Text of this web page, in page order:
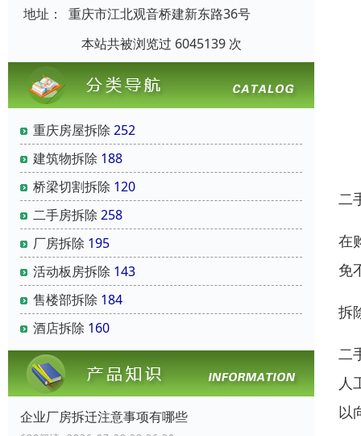
地址：
重庆市江北观音桥建新东路36号
本站共被浏览过 6045139 次
重庆房屋拆除 252
建筑物拆除 188
桥梁切割拆除 120
二手房拆除 258
厂房拆除 195
活动板房拆除 143
售楼部拆除 184
酒店拆除 160
企业厂房拆迁注意事项有哪些
二
在
免
拆
二
人
以